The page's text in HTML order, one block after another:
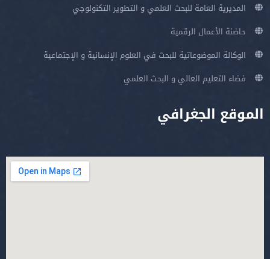
المديرية العامة للبحث العلمي و التطوير التكنولوجي
حاضنة الأعمال الرقمية
الوكالة الموضوعاتية للبحث في العلوم الإنسانية و الإجتماعية
فضاء التعليم العالي و البحث العلمي
الموقع الجغرافي